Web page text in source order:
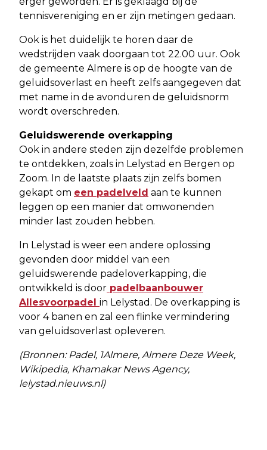
tennisvereniging en er zijn metingen gedaan.
Ook is het duidelijk te horen daar de
wedstrijden vaak doorgaan tot 22.00 uur. Ook
de gemeente Almere is op de hoogte van de
geluidsoverlast en heeft zelfs aangegeven dat
met name in de avonduren de geluidsnorm
wordt overschreden.
Geluidswerende overkapping
Ook in andere steden zijn dezelfde problemen
te ontdekken, zoals in Lelystad en Bergen op
Zoom. In de laatste plaats zijn zelfs bomen
gekapt om een padelveld aan te kunnen
leggen op een manier dat omwonenden
minder last zouden hebben.
In Lelystad is weer een andere oplossing
gevonden door middel van een
geluidswerende padeloverkapping, die
ontwikkeld is door padelbaanbouwer
Allesvoorpadel in Lelystad. De overkapping is
voor 4 banen en zal een flinke vermindering
van geluidsoverlast opleveren.
(Bronnen: Padel, 1Almere, Almere Deze Week,
Wikipedia, Khamakar News Agency,
lelystad.nieuws.nl)